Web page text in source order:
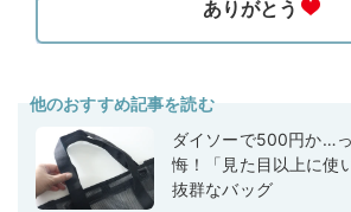
他のおすすめ記事を読む
ダイソーで500円か…
悔！「見た目以上に使
抜群なバッグ